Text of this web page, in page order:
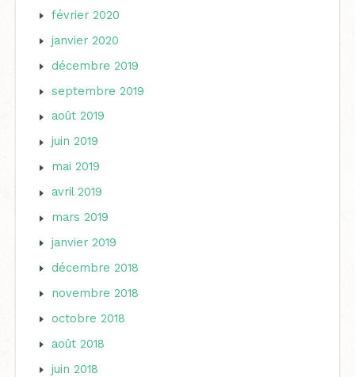
février 2020
janvier 2020
décembre 2019
septembre 2019
août 2019
juin 2019
mai 2019
avril 2019
mars 2019
janvier 2019
décembre 2018
novembre 2018
octobre 2018
août 2018
juin 2018